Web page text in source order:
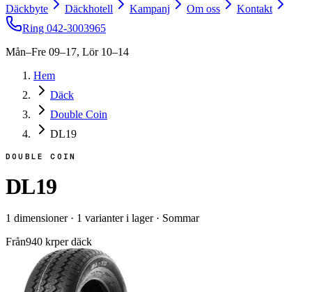
Däckbyte Däckhotell Kampanj Om oss
Kontakt
Ring 042-3003965
Mån–Fre 09–17, Lör 10–14
Hem
Däck
Double Coin
DL19
DOUBLE COIN
DL19
1 dimensioner· 1 varianter i lager· Sommar
Från940 krper däck